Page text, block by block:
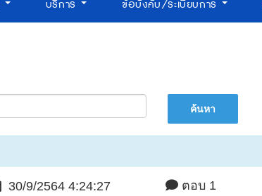
บริการ ข้อบังคับ/ระเบียบการ
30/9/2564 4:24:27 ตอบ 1